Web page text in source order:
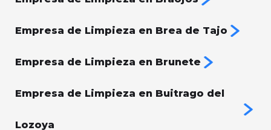
Empresa de Limpieza en Brea de Tajo
Empresa de Limpieza en Brunete
Empresa de Limpieza en Buitrago del
Lozoya